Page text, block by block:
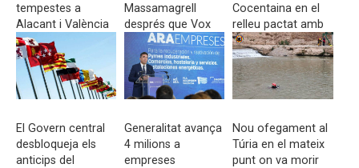
tempestes a
Alacant i València
Massamagrell
després que Vox
trencara el pacte
de govern amb el
PP i els
municipalistes
Cocentaina en el
relleu pactat amb
Compromís
El Govern central
desbloqueja els
anticips del
Generalitat avança
4 milions a
empreses
Nou ofegament al
Túria en el mateix
punt on va morir